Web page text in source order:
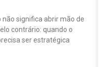
significa abrir mão de
contrário: quando o
ser estratégica